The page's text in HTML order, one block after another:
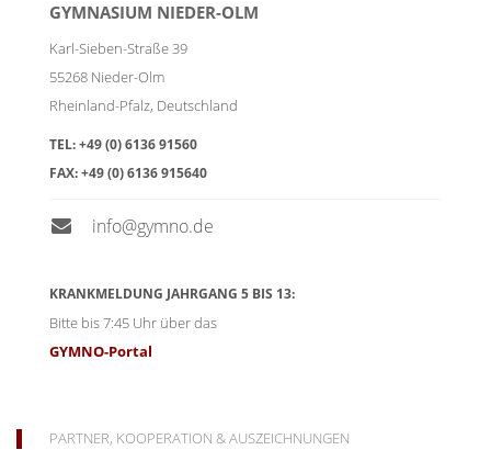
GYMNASIUM NIEDER-OLM
Karl-Sieben-Straße 39
55268 Nieder-Olm
Rheinland-Pfalz, Deutschland
TEL:+49 (0) 6136 91560
FAX:+49 (0) 6136 915640
info@gymno.de
KRANKMELDUNG JAHRGANG 5 BIS 13:
Bitte bis 7:45 Uhr über das
GYMNO-Portal
PARTNER, KOOPERATION & AUSZEICHNUNGEN